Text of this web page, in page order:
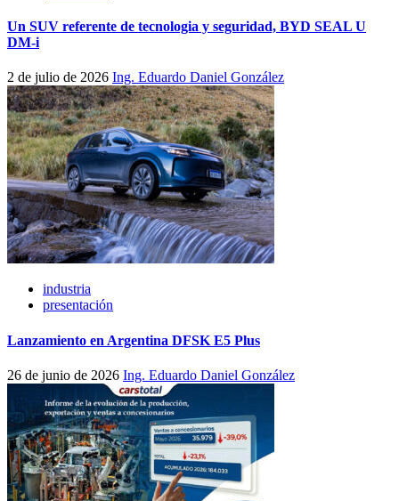
Un SUV referente de tecnologia y seguridad, BYD SEAL U
DM-i
2 de julio de 2026 Ing. Eduardo Daniel González
industria
presentación
Lanzamiento en Argentina DFSK E5 Plus
26 de junio de 2026 Ing. Eduardo Daniel González